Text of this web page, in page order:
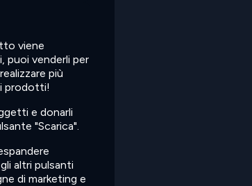
viene
puoi venderli per
più
prodotti!
e donarli
"Scarica".
altri pulsanti
di marketing e